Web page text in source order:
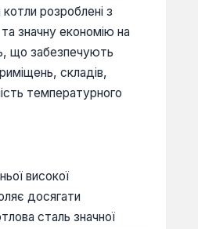
розроблені з
значну економію на
що забезпечують
складів,
температурного
високої
досягати
сталь значної